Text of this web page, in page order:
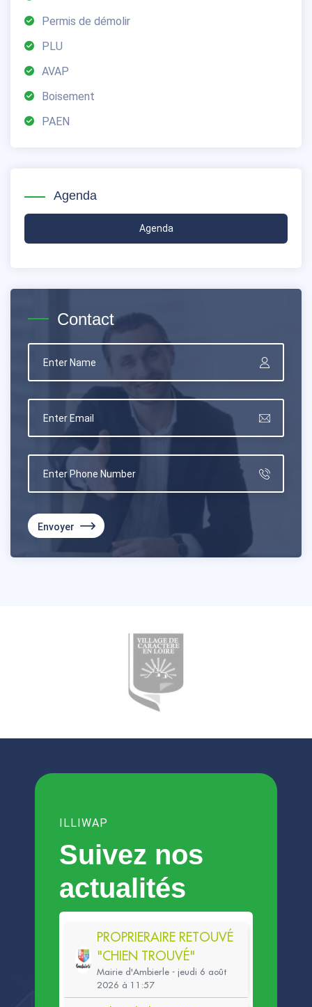
Permis de démolir
PLU
AVAP
Boisement
PAEN
Agenda
Agenda
Contact
Envoyer
ILLIWAP
Suivez nos
actualités